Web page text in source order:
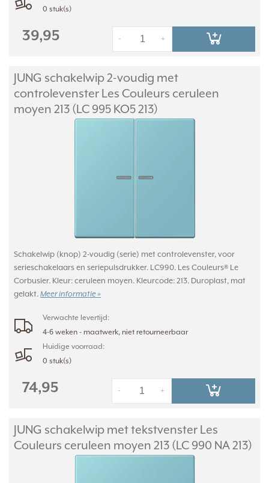
0 stuk(s)
39,95 +
-
JUNG schakelwip 2-voudig met
controlevenster Les Couleurs ceruleen
moyen 213 (LC 995 KO5 213)
Schakelwip (knop) 2-voudig (serie) met controlevenster, voor
serieschakelaars en seriepulsdrukker. LC990. Les Couleurs® Le
Corbusier. Kleur: ceruleen moyen. Kleurcode: 213. Duroplast, mat
gelakt. Meer informatie »
Verwachte levertijd:
4-6 weken - maatwerk, niet retourneerbaar
Huidige voorraad:
0 stuk(s)
74,95 +
-
JUNG schakelwip met tekstvenster Les
Couleurs ceruleen moyen 213 (LC 990 NA 213)